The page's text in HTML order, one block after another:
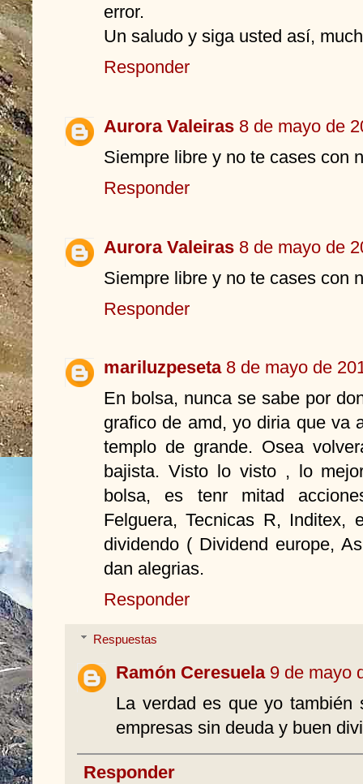
error.
Un saludo y siga usted así,
Responder
Aurora Valeiras 8 de mayo de
Siempre libre y no te cases con
Responder
Aurora Valeiras 8 de mayo de
Siempre libre y no te cases con
Responder
mariluzpeseta 8 de mayo de
En bolsa, nunca se sabe por
grafico de amd, yo diria que va
templo de grande. Osea
bajista. Visto lo visto , lo
bolsa, es tenr mitad
Felguera, Tecnicas R, Inditex,
dividendo ( Dividend europe,
dan alegrias.
Responder
Respuestas
Ramón Ceresuela 9 de mayo
La verdad es que yo también
empresas sin deuda y buen
Responder